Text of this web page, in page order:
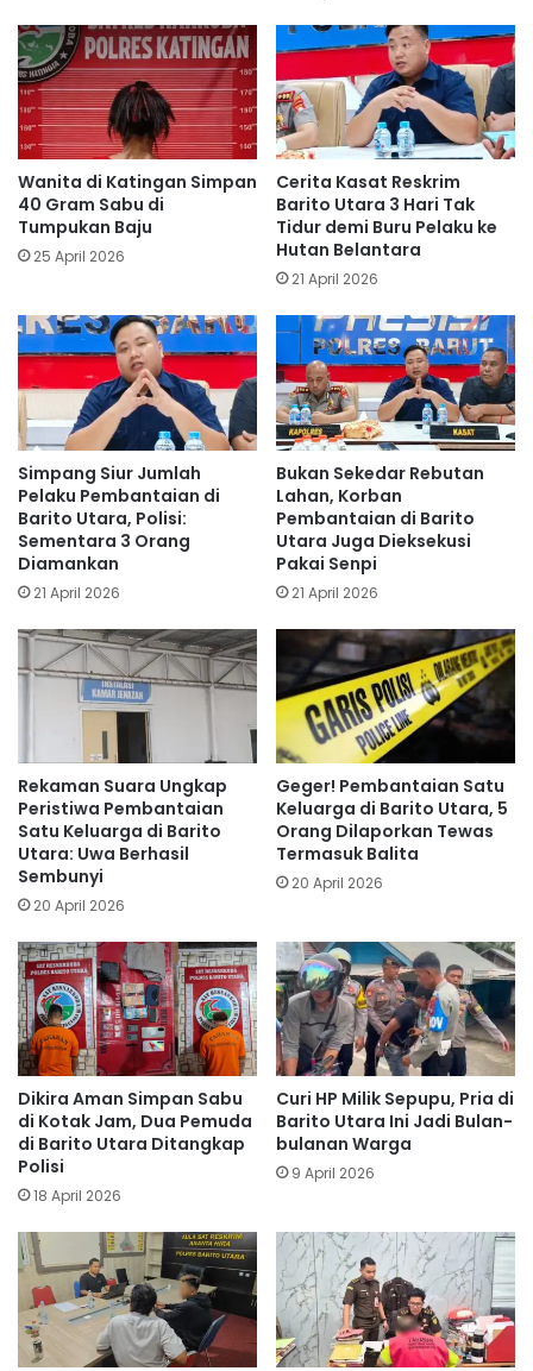
Wanita di Katingan Simpan
40 Gram Sabu di
Tumpukan Baju
25 April 2026
Cerita Kasat Reskrim
Barito Utara 3 Hari Tak
Tidur demi Buru Pelaku ke
Hutan Belantara
21 April 2026
Simpang Siur Jumlah
Pelaku Pembantaian di
Barito Utara, Polisi:
Sementara 3 Orang
Diamankan
21 April 2026
Bukan Sekedar Rebutan
Lahan, Korban
Pembantaian di Barito
Utara Juga Dieksekusi
Pakai Senpi
21 April 2026
Rekaman Suara Ungkap
Peristiwa Pembantaian
Satu Keluarga di Barito
Utara: Uwa Berhasil
Sembunyi
20 April 2026
Geger! Pembantaian Satu
Keluarga di Barito Utara, 5
Orang Dilaporkan Tewas
Termasuk Balita
20 April 2026
Dikira Aman Simpan Sabu
di Kotak Jam, Dua Pemuda
di Barito Utara Ditangkap
Polisi
18 April 2026
Curi HP Milik Sepupu, Pria di
Barito Utara Ini Jadi Bulan-
bulanan Warga
9 April 2026